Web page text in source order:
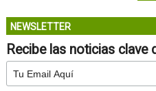
NEWSLETTER
Recibe las noticias clave